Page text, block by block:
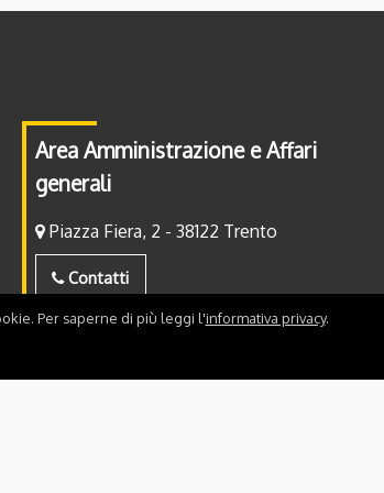
Area Amministrazione e Affari
generali
Piazza Fiera, 2 - 38122 Trento
Contatti
Per saperne di più leggi l'informativa privacy.